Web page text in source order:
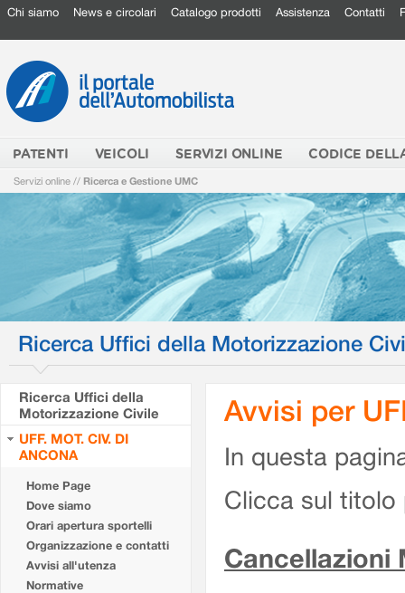
Chi siamo News e circolari Catalogo prodotti Assistenza Contatti
PATENTI VEICOLI SERVIZI ONLINE CODICE
Servizi online // Ricerca e Gestione UMC
Ricerca Uffici della Motorizzazione
Ricerca Uffici della
Motorizzazione Civile
UFF. MOT. CIV. DI
ANCONA
Home Page
Dove siamo
Orari apertura sportelli
Organizzazione e contatti
Avvisi all'utenza
Normative
Avvisi per
In questa
Clicca sul titolo
Cancellazioni